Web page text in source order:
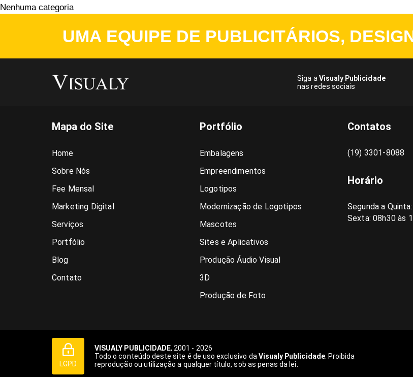
Nenhuma categoria
UMA EQUIPE DE PUBLICITÁRIOS,
Siga a Visualy Publicidade
nas redes sociais
Mapa do Site
Home
Sobre Nós
Fee Mensal
Marketing Digital
Serviços
Portfólio
Blog
Contato
Portfólio
Embalagens
Empreendimentos
Logotipos
Modernização de Logotipos
Mascotes
Sites e Aplicativos
Produção Áudio Visual
3D
Produção de Foto
Contatos
(19) 3301-8088
Horário
Segunda a
Sexta: 08h30 às
LGPD
VISUALY PUBLICIDADE, 2001 - 2026
Todo o conteúdo deste site é de uso exclusivo da Visualy Publicidade. Proibida
reprodução ou utilização a qualquer título, sob as penas da lei.